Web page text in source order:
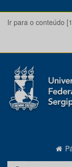
Ir para o conteúdo